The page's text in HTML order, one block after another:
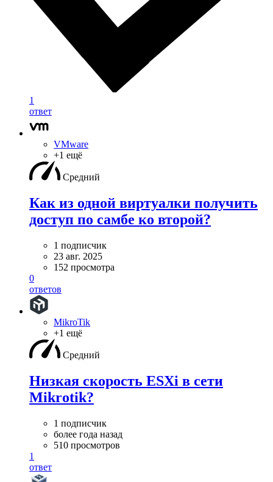
1
ответ
VMware
+1 ещё
Средний
Как из одной виртуалки получить
доступ по самбе ко второй?
1 подписчик
23 авг. 2025
152 просмотра
0
ответов
MikroTik
+1 ещё
Средний
Низкая скорость ESXi в сети
Mikrotik?
1 подписчик
более года назад
510 просмотров
1
ответ